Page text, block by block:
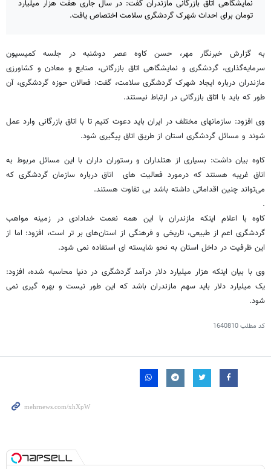
نمایشگاهی اتاق بازرگانی مازندران گفت:‌ در سال جاری هفت هزار میلیارد
تومان برای احداث شهرک گردشگری سلامت اختصاص یافت.
به گزارش خبرنگار مهر، حسن کاوه عصر دوشنبه در جلسه کمیسیون
سرمایه‌گذاری، گردشگری و نمایشگاهی اتاق بازرگانی، صنایع و معادن و کشاورزی
مازندران درباره ایجاد شهرک گردشگری سلامت، گفت: ‌فعالان حوزه گردشگری، آن
طور که باید با اتاق بازرگانی در ارتباط نیستند.
وی افزود: سازمانهای مختلف در ایران باید دعوت کنیم تا با اتاق بازرگانی وارد عمل
شوند و مسائل گردشگری استان از طریق اتاق پیگیری شود.
کاوه بیان داشت:‌ بسیاری از هتلداران و رستوران‌ داران با این مسائل مربوط به
اتاق غریبه هستند که درمورد فعالیت های اتاق درباره سازمان گردشگری که
می‌تواند چنین اقداماتی داشته باشد بی تفاوت هستند.
.
کاوه با اعلام اینکه مازندران با این همه نعمت خدادادی در زمینه مواهب
گردشگری اعم از طبیعی، تاریخی و فرهنگی از استان‌های بر تر است، افزود: اما از
این ظرفیت در داخل استان به نحو شایسته ای استفاده نمی‌ شود.
وی با بیان اینکه هزار میلیارد دلار درآمد گردشگری در دنیا محاسبه شده، افزود:
یک میلیارد دلار باید سهم مازندران باشد که این طور نیست و بهره گیری نمی
شود.
کد مطلب1640810